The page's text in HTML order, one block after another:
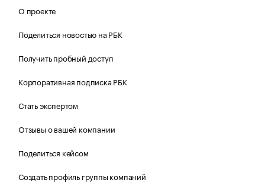
О проекте
Поделиться новостью на РБК
Получить пробный доступ
Корпоративная подписка РБК
Стать экспертом
Отзывы о вашей компании
Поделиться кейсом
Создать профиль группы компаний